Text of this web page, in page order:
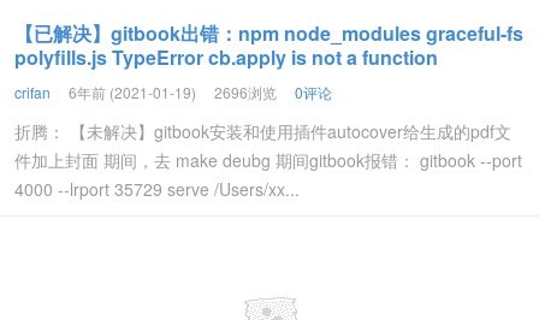
【已解决】gitbook出错：npm node_modules graceful-fs
polyfills.js TypeError cb.apply is not a function
crifan 6年前 (2021-01-19) 2696浏览 0评论
折腾： 【未解决】gitbook安装和使用插件autocover给生成的pdf文
件加上封面 期间，去 make deubg 期间gitbook报错： gitbook --port
4000 --lrport 35729 serve /Users/xx...